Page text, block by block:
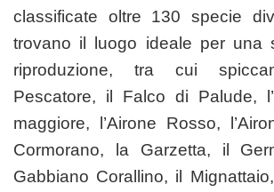
classificate oltre 130 specie
trovano il luogo ideale per una
riproduzione, tra cui
Pescatore, il Falco di Palude,
maggiore, l’Airone Rosso,
Cormorano, la Garzetta, il
Gabbiano Corallino, il